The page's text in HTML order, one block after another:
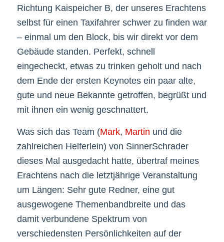
Richtung Kaispeicher B, der unseres Erachtens
selbst für einen Taxifahrer schwer zu finden war
– einmal um den Block, bis wir direkt vor dem
Gebäude standen. Perfekt, schnell
eingecheckt, etwas zu trinken geholt und nach
dem Ende der ersten Keynotes ein paar alte,
gute und neue Bekannte getroffen, begrüßt und
mit ihnen ein wenig geschnattert.
Was sich das Team (Mark, Martin und die
zahlreichen Helferlein) von SinnerSchrader
dieses Mal ausgedacht hatte, übertraf meines
Erachtens nach die letztjährige Veranstaltung
um Längen: Sehr gute Redner, eine gut
ausgewogene Themenbandbreite und das
damit verbundene Spektrum von
verschiedensten Persönlichkeiten auf der